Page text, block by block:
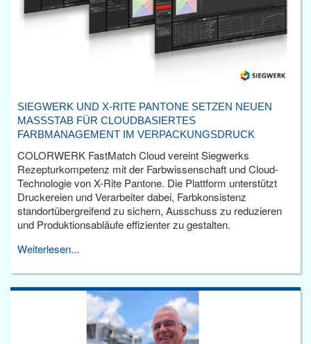
SIEGWERK UND X-RITE PANTONE SETZEN NEUEN
MASSSTAB FÜR CLOUDBASIERTES F
ARBMANAGEMENT IM VERPACKUNGSDRUCK
COLORWERK FastMatch Cloud vereint Siegwerks
Rezepturkompetenz mit der Farbwissenschaft und Cloud-
Technologie von X-Rite Pantone. Die Plattform unterstützt
Druckereien und Verarbeiter dabei, Farbkonsistenz
standortübergreifend zu sichern, Ausschuss zu reduzieren
und Produktionsabläufe effizienter zu gestalten.
Weiterlesen...